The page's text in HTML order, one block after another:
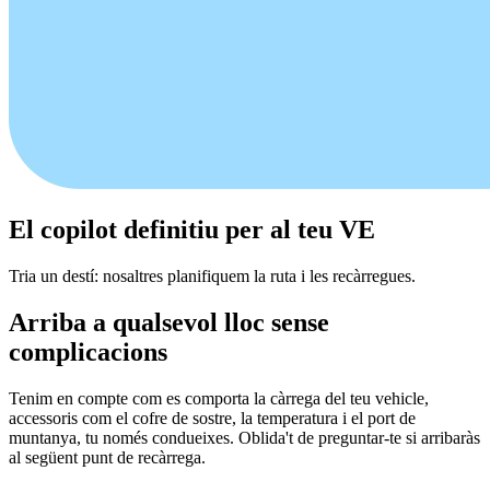
El copilot definitiu per al teu VE
Tria un destí: nosaltres planifiquem la ruta i les recàrregues.
Arriba a qualsevol lloc sense
complicacions
Tenim en compte com es comporta la càrrega del teu vehicle,
accessoris com el cofre de sostre, la temperatura i el port de
muntanya, tu només condueixes. Oblida't de preguntar-te si arribaràs
al següent punt de recàrrega.